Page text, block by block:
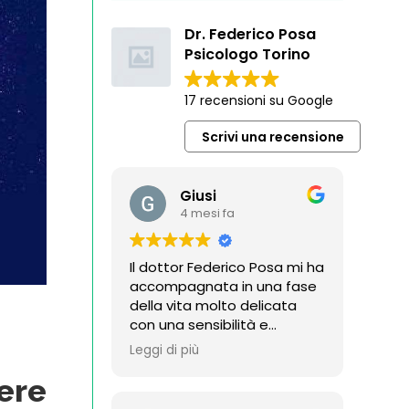
Dr. Federico Posa
Psicologo Torino
17 recensioni su Google
Scrivi una recensione
Giusi
4 mesi fa
Il dottor Federico Posa mi ha
accompagnata in una fase
della vita molto delicata
con una sensibilità e
un'empatia degne di nota.
Mi sono sempre sentita
Leggi di più